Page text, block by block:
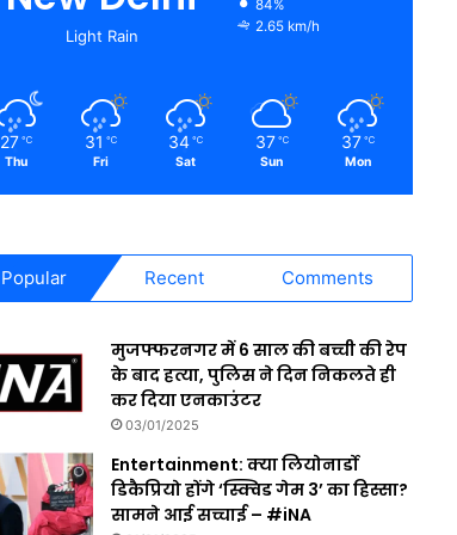
Light Rain
84%
2.65 km/h
27 ℃
Thu
31 ℃
Fri
34 ℃
Sat
37 ℃
Sun
37 ℃
Mon
Popular Recent Comments
मुजफ्फरनगर में 6 साल की बच्ची की रेप
के बाद हत्या, पुलिस ने दिन निकलते ही
कर दिया एनकाउंटर
03/01/2025
Entertainment: क्या लियोनार्डो
डिकैप्रियो होंगे ‘स्क्विड गेम 3’ का हिस्सा?
सामने आई सच्चाई – #iNA